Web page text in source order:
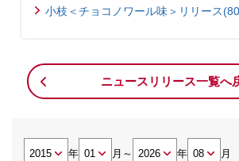
小枝＜チョコノワール味＞リリース
ニュースリリース一覧へ
年 月 ～ 年 月